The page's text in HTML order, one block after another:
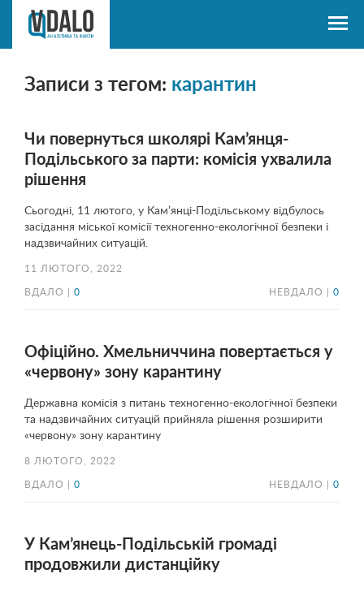
Записи з тегом: карантин
Чи повернуться школярі Кам’янця-
Подільського за парти: комісія ухвалила
рішення
Сьогодні, 11 лютого, у Кам’янці-Подільському відбулось
засідання міської комісії техногенно-екологічної безпеки і
надзвичайних ситуацій.
11 ЛЮТОГО, 2022
ВДАЛО | 0 НЕВДАЛО | 0
Офіційно. Хмельниччина повертається у
«червону» зону карантину
Державна комісія з питань техногенно-екологічної безпеки
та надзвичайних ситуацій прийняла рішення розширити
«червону» зону карантину
8 ЛЮТОГО, 2022
ВДАЛО | 0 НЕВДАЛО | 0
У Кам’янець-Подільській громаді
продовжили дистанційку